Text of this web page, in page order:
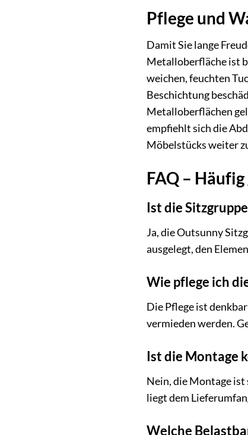
Pflege und
Damit Sie lange
Metalloberfläche ist
weichen, feuchten
Beschichtung
Metalloberflächen
empfiehlt sich die
Möbelstücks weiter
FAQ –
Ist die
Ja, die Outsunny
ausgelegt, den
Wie pflege ich
Die Pflege ist
vermieden werden.
Ist die Montage
Nein, die Montage
liegt dem
Welche